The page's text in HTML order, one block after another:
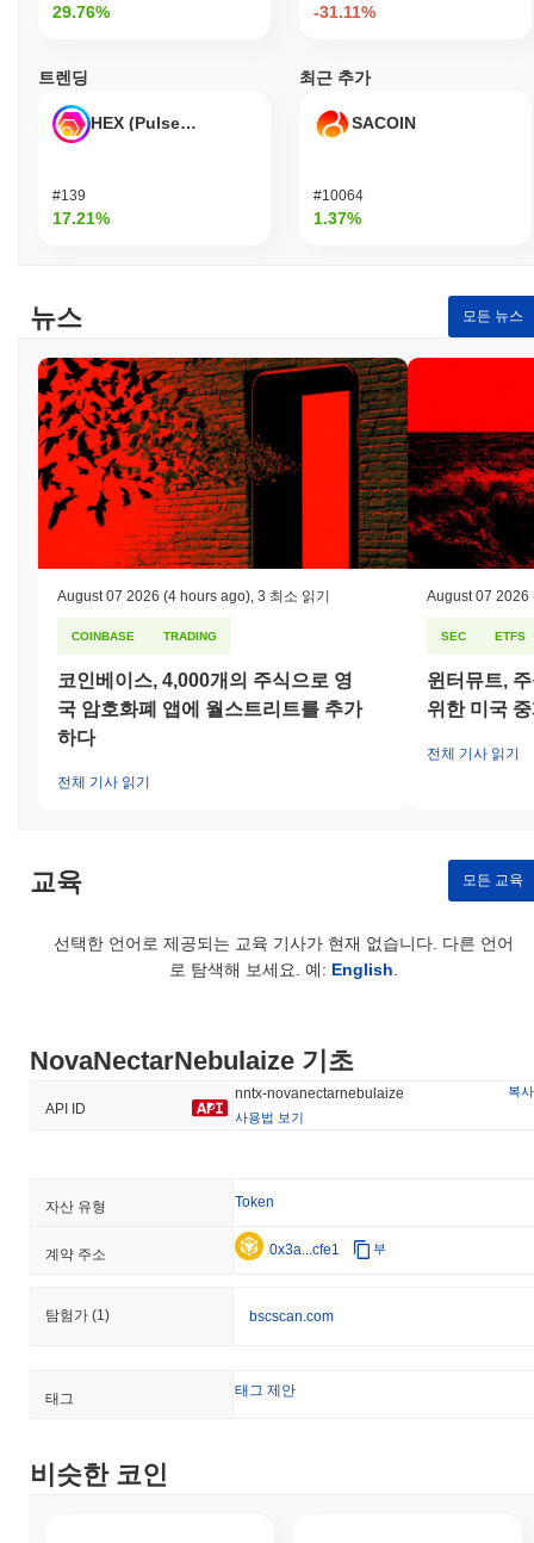
29.76% -31.11%
트렌딩
HEX (Pulsechain)
#139
17.21%
최근 추가
SACOIN
#10064
1.37%
뉴스 모든 뉴스
August 07 2026 (4 hours ago) 3 최소 읽기
COINBASE TRADING
코인베이스, 4,000개의 주식으로 영
국 암호화폐 앱에 월스트리트를 추가
하다
전체 기사 읽기
August 07 2026
SEC ETFS
윈터뮤트,
위한 미국
전체 기사 읽기
교육 모든 교육
선택한 언어로 제공되는 교육 기사가 현재 없습니다. 다른 언어
로 탐색해 보세요. 예: English
NovaNectarNebulaize 기초
API ID
nntx-novanectarnebulaize
복사
사용법 보기
자산 유형 Token
계약 주소 0x3a...cfe1 부
탐험가 (1) bscscan.com
태그 태그 제안
비슷한 코인